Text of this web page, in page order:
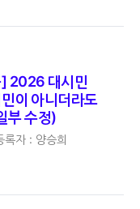
] 2026 대시민
이 아니더라도
부 수정)
록자 : 양승희